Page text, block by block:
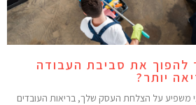
את סביבת העבודה
יותר?
משפיע על הצלחת העסק שלך, בריאות העובדים